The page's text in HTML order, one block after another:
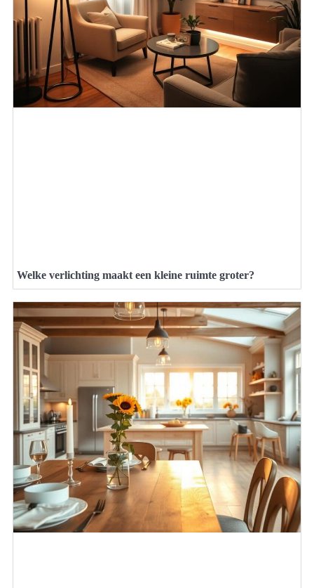
Welke verlichting maakt een kleine ruimte groter?